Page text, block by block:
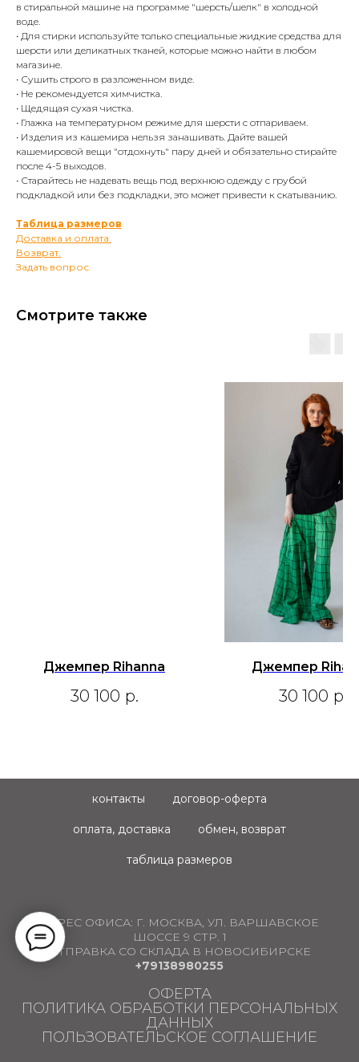
в стиральной машине на программе "шерсть/шелк" в холодной
воде.
• Для стирки используйте только специальные жидкие средства для
шерсти или деликатных тканей, которые можно найти в любом
магазине.
• Сушить строго в разложенном виде.
• Не рекомендуется химчистка.
• Щедящая сухая чистка.
• Глажка на температурном режиме для шерсти с отпариваем.
• Изделия из кашемира нельзя занашивать. Дайте вашей
кашемировой вещи "отдохнуть" пару дней и обязательно стирайте
после 4-5 выходов.
• Старайтесь не надевать вещь под верхнюю одежду с грубой
подкладкой или без подкладки, это может привести к скатыванию.
Таблица размеров.
Доставка и оплата.
Возврат.
Задать вопрос.
Смотрите также
Джемпер Rihanna
30 100 р.
Джемпер
30 100 р.
контакты договор-оферта
оплата, доставка обмен, возврат
таблица размеров
АДРЕС ОФИСА: Г. МОСКВА, УЛ. ВАРШАВСКОЕ
ШОССЕ 9 СТР. 1
ОТПРАВКА СО СКЛАДА В НОВОСИБИРСКЕ
+79138980255
ОФЕРТА
ПОЛИТИКА ОБРАБОТКИ ПЕРСОНАЛЬНЫХ
ДАННЫХ
ПОЛЬЗОВАТЕЛЬСКОЕ СОГЛАШЕНИЕ